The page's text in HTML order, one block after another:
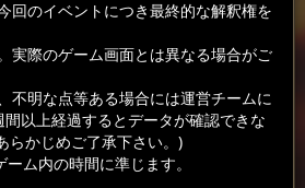
回のイベントにつき最終的な解釈権を
実際のゲーム画面とは異なる場合がご
不明な点等ある場合には運営チームに
以上経過するとデータが確認できな
らかじめご了承下さい。)
ム内の時間に準じます。